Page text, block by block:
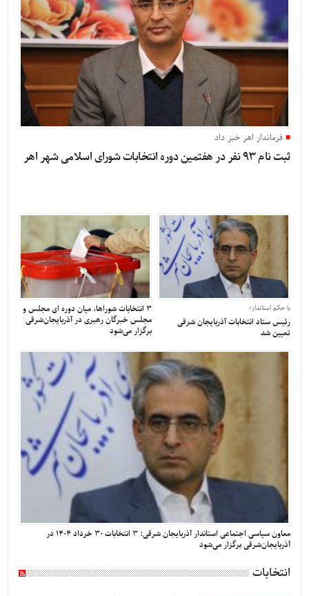
فرماندار اهر خبر داد
ثبت نام 93 نفر در هفتمین دوره انتخابات شورای اسلامی شهر اهر
با حکم استاندار؛
رئیس ستاد انتخابات آذربایجان‌ شرقی
تعیین شد
۳ انتخابات شوراها، میان دوره ای مجلس و
مجلس خبرگان رهبری در آذربایجان‌شرقی
برگزار می‌شود
معاون سیاسی اجتماعی استاندار آذربایجان شرقی: ۳ انتخابات ۳۰ خرداد ۱۴۰۴ در
آذربایجان‌شرقی برگزار می‌شود
انتخابات